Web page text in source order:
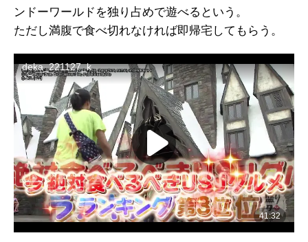
ンドーワールドを独り占めで遊べるという。
ただし満腹で食べ切れなければ即帰宅してもらう。